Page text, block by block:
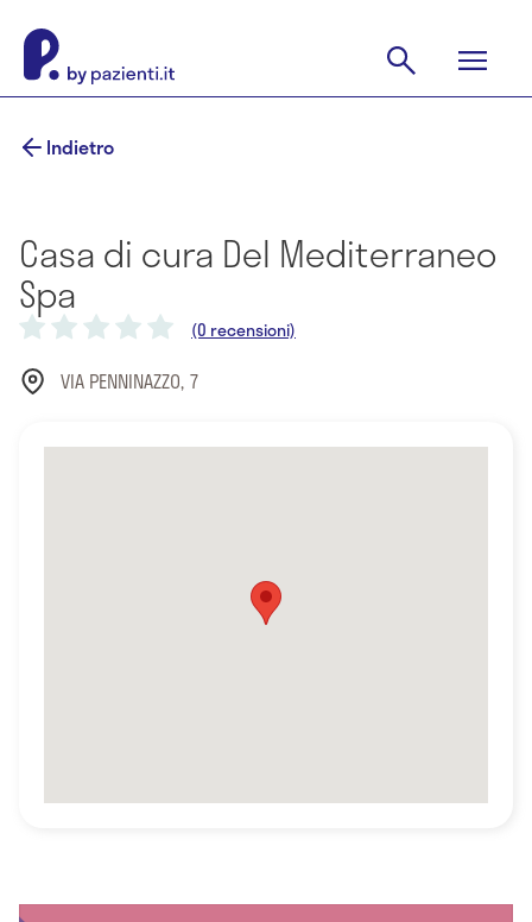
Indietro
Casa di cura Del Mediterraneo
Spa
(0 recensioni)
VIA PENNINAZZO, 7